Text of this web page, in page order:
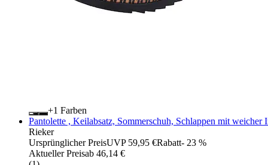
+
Farben
Pantolette , Keilabsatz, Sommerschuh, Schlappen mit weicher
Rieker
Ursprünglicher PreisUVP 59,95 €Rabatt- 23 %
Aktueller Preisab 46,14 €